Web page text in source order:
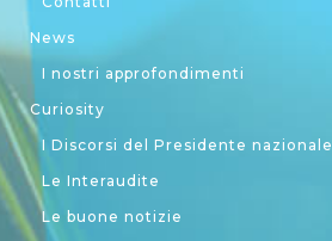
News
I nostri approfondimenti
Curiosity
I Discorsi del Presidente nazionale
Le Interaudite
Le buone notizie